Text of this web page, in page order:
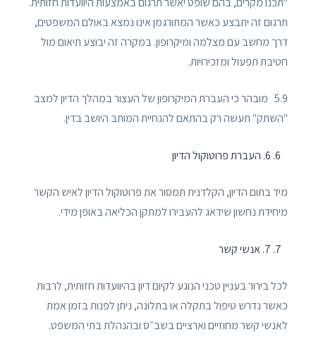
תרגום זה יתבצע כאשר המתורגמן אינו נמצא באולם המשפטים,
דרך מחשב עם מצלמה ומיקרופון. במקרה זה יבוצע תיאום מול
חטיבת תפעול ומזכירויות.
5.9 מובהר כי העברת המיקרופון של העצור במהלך הדיון למצב
"השתק" תעשה רק בהתאם להנחיית המותב היושב בדין.
6. העברת פרוטוקול הדיון
מיד בתום הדיון, הקלדנית תמסור את פרוטוקול הדיון לאיש הקשר
מיחידת נחשון שידאג להעבירו למתקן הכליאה באופן מידי.
7. אנשי קשר
לכל בירור בעניין טכני הנוגע לקיום דיון בהיוועדות חזותית, לרבות
כאשר נדרש טיפול בתקלה או בתלונה, ניתן לפנות בזמן אמת
לאנשי קשר מחוזיים וארציים בשב״ס ובהנהלת בתי המשפט.